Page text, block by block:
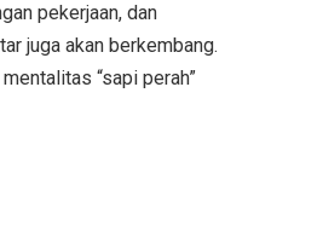
pekerjaan, dan
juga akan berkembang.
“sapi perah”